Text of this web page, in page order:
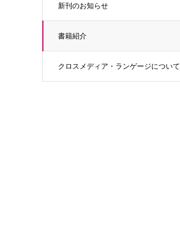
新刊のお知らせ
書籍紹介
クロスメディア・ランゲージについて